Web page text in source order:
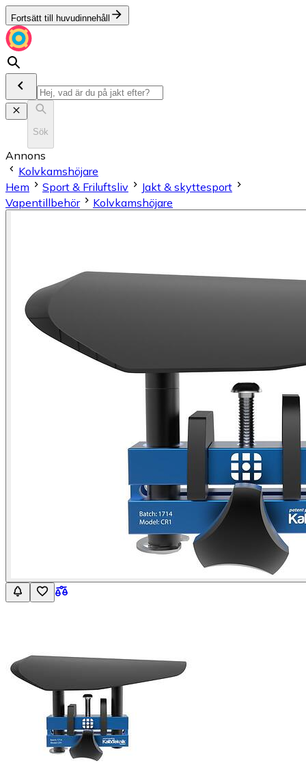
Fortsätt till huvudinnehåll
Sök
Annons
Kolvkamshöjare
Hem
Sport & Friluftsliv
Jakt & skyttesport
Vapentillbehör
Kolvkamshöjare